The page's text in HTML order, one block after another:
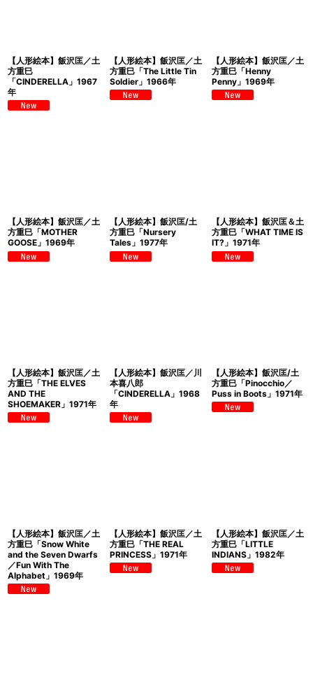
【人形絵本】飯沢匡／土
方重巳
「CINDERELLA」1967
年
【人形絵本】飯沢匡／土
方重巳「The Little Tin
Soldier」1966年
【人形絵本】飯沢匡／土
方重巳「Henny
Penny」1969年
【人形絵本】飯沢匡／土
方重巳「MOTHER
GOOSE」1969年
【人形絵本】飯沢匡/土
方重巳「Nursery
Tales」1977年
【人形絵本】飯沢匡＆土
方重巳「WHAT TIME IS
IT?」1971年
【人形絵本】飯沢匡／土
方重巳「THE ELVES
AND THE
SHOEMAKER」1971年
【人形絵本】飯沢匡／川
本喜八郎
「CINDERELLA」1968
年
【人形絵本】飯沢匡/土
方重巳「Pinocchio／
Puss in Boots」1971年
【人形絵本】飯沢匡／土
方重巳「Snow White
and the Seven Dwarfs
／Fun With The
Alphabet」1969年
【人形絵本】飯沢匡／土
方重巳「THE REAL
PRINCESS」1971年
【人形絵本】飯沢匡／土
方重巳「LITTLE
INDIANS」1982年